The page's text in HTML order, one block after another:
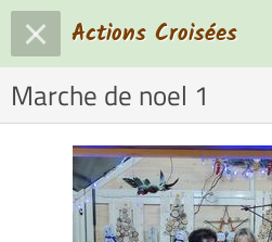
Actions Croisées
Marche de noel 1